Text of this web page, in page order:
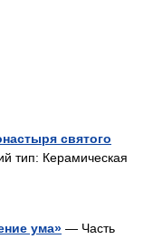
святого
тип: Керамическая
ума» — Часть